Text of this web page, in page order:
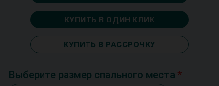
КУПИТЬ В ОДИН КЛИК
КУПИТЬ В РАССРОЧКУ
Выберите размер спального места